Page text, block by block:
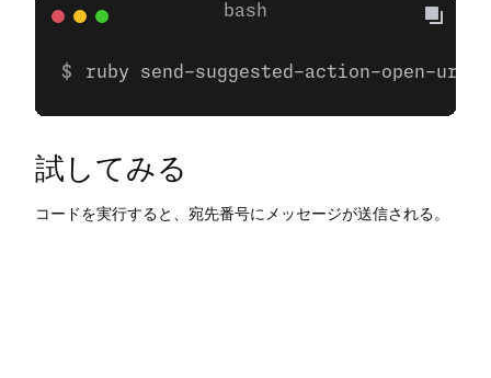
ruby send-suggested-action-open-
試してみる
コードを実行すると、宛先番号にメッセージが送信される。